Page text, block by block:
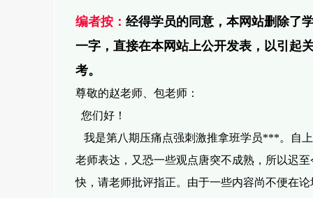
编者按： 经得学员的同意，本网站删除了
一字，直接在本网站上公开发表，以引起
考。
尊敬的赵老师、包老师：
您们好！
我是第八期压痛点强刺激推拿班学员***。自
老师表达，又恐一些观点唐突不成熟，所以迟
快，请老师批评指正。由于一些内容尚不便在论